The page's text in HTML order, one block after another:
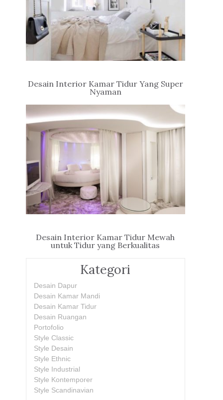
Desain Interior Kamar Tidur Yang Super
Nyaman
Desain Interior Kamar Tidur Mewah
untuk Tidur yang Berkualitas
Kategori
Desain Dapur
Desain Kamar Mandi
Desain Kamar Tidur
Desain Ruangan
Portofolio
Style Classic
Style Desain
Style Ethnic
Style Industrial
Style Kontemporer
Style Scandinavian